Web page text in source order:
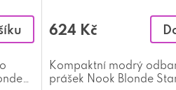
624 Kč
Kompaktní modrý
prášek Nook Blonde